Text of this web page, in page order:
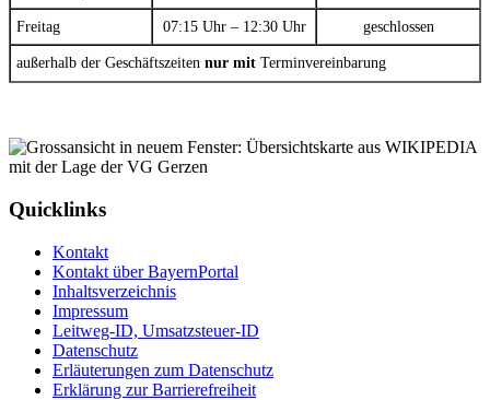
Freitag 07:15 Uhr – 12:30 Uhr geschlossen
außerhalb der Geschäftszeiten nur mit Terminvereinbarung
Quicklinks
Kontakt
Kontakt über BayernPortal
Inhaltsverzeichnis
Impressum
Leitweg-ID, Umsatzsteuer-ID
Datenschutz
Erläuterungen zum Datenschutz
Erklärung zur Barrierefreiheit